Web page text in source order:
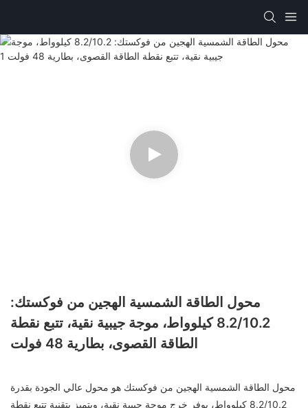
محول الطاقة الشمسية الهجين من فوكستك:
8.2/10.2 كيلوواط، موجة جيبية نقية، تتبع نقطة
الطاقة القصوى، بطارية 48 فولت
محول الطاقة الشمسية الهجين من فوكستك هو محول عالي الجودة بقدرة
8.2/10.2 كيلوواط، يوفر خرج موجة جيبية نقية، ويتميز بتقنية تتبع نقطة